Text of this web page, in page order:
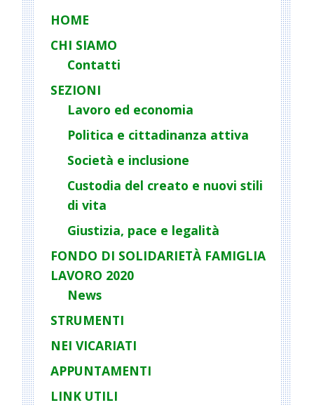
HOME
CHI SIAMO
Contatti
SEZIONI
Lavoro ed economia
Politica e cittadinanza attiva
Società e inclusione
Custodia del creato e nuovi stili
di vita
Giustizia, pace e legalità
FONDO DI SOLIDARIETÀ FAMIGLIA
LAVORO 2020
News
STRUMENTI
NEI VICARIATI
APPUNTAMENTI
LINK UTILI